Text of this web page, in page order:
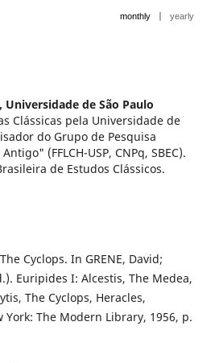
monthly | yearly
Universidade de São Paulo
Clássicas pela Universidade de
do Grupo de Pesquisa
(FFLCH-USP, CNPq, SBEC).
de Estudos Clássicos.
Cyclops. In GRENE, David;
Euripides I: Alcestis, The Medea,
The Cyclops, Heracles,
The Modern Library, 1956, p.